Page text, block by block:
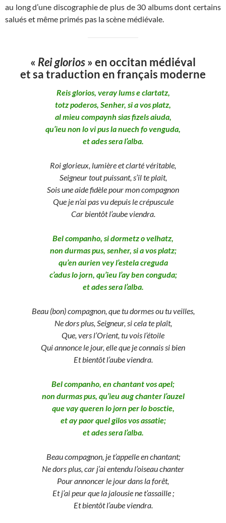
au long d’une discographie de plus de 30 albums dont certains
salués et même primés pas la scène médiévale.
« Rei glorios» en occitan médiéval
et sa traduction en français moderne
Reis glorios, veray lums e clartatz,
totz poderos, Senher, si a vos platz,
al mieu compaynh sias fizels aiuda,
qu’ieu non lo vi pus la nuech fo venguda,
et ades sera l’alba.
Roi glorieux, lumière et clarté véritable,
Seigneur tout puissant, s’il te plait,
Sois une aide fidèle pour mon compagnon
Que je n’ai pas vu depuis le crépuscule
Car bientôt l’aube viendra.
Bel companho, si dormetz o velhatz,
non durmas pus, senher, si a vos platz;
qu’en aurien vey l’estela creguda
c’adus lo jorn, qu’ieu l’ay ben conguda;
et ades sera l’alba.
Beau (bon) compagnon, que tu dormes ou tu veilles,
Ne dors plus, Seigneur, si cela te plaît,
Que, vers l’Orient, tu vois l’étoile
Qui annonce le jour, elle que je connais si bien
Et bientôt l’aube viendra.
Bel companho, en chantant vos apel;
non durmas pus, qu’ieu aug chanter l’auzel
que vay queren lo jorn per lo bosctie,
et ay paor quel gilos vos assatie;
et ades sera l’alba.
Beaucompagnon, je t’appelle en chantant;
Ne dors plus, car j’ai entendu l’oiseau chanter
Pour annoncer le jour dans la forêt,
Et j’ai peur que la jalousie ne t’assaille ;
Et bientôt l’aube viendra.